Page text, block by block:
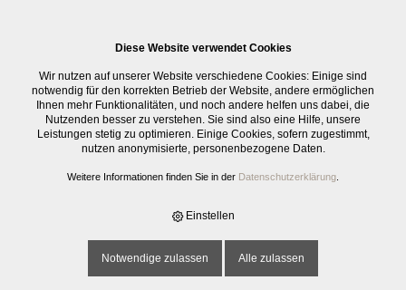
‹ Zurück
Anfrage
Name oder Firma *
Diese Website verwendet Cookies
Wir nutzen auf unserer Website verschiedene Cookies: Einige sind
notwendig für den korrekten Betrieb der Website, andere ermöglichen
Ihnen mehr Funktionalitäten, und noch andere helfen uns dabei, die
Nutzenden besser zu verstehen. Sie sind also eine Hilfe, unsere
Leistungen stetig zu optimieren. Einige Cookies, sofern zugestimmt,
nutzen anonymisierte, personenbezogene Daten.
Weitere Informationen finden Sie in der Datenschutzerklärung
Einstellen
Notwendige zulassen Alle zulassen